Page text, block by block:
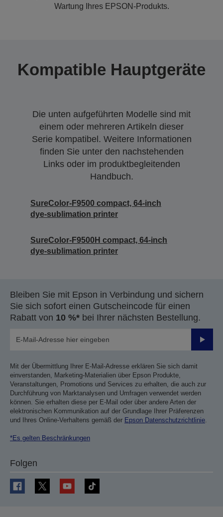
Wartung Ihres EPSON-Produkts.
Kompatible Hauptgeräte
Die unten aufgeführten Modelle sind mit
einem oder mehreren Artikeln dieser
Serie kompatibel. Weitere Informationen
finden Sie unter den nachstehenden
Links oder im produktbegleitenden
Handbuch.
SureColor-F9500 compact, 64-inch
dye-sublimation printer
SureColor-F9500H compact, 64-inch
dye-sublimation printer
Bleiben Sie mit Epson in Verbindung und sichern
Sie sich sofort einen Gutscheincode für einen
Rabatt von 10 %* bei Ihrer nächsten Bestellung.
Mit der Übermittlung Ihrer E-Mail-Adresse erklären Sie sich damit
einverstanden, Marketing-Materialien über Epson Produkte,
Veranstaltungen, Promotions und Services zu erhalten, die auch zur
Durchführung von Marktanalysen und Umfragen verwendet werden
können. Sie erhalten diese per E-Mail oder über andere Arten der
elektronischen Kommunikation auf der Grundlage Ihrer Präferenzen
und Ihres Online-Verhaltens gemäß der Epson Datenschutzrichtlinie.
*Es gelten Beschränkungen
Folgen